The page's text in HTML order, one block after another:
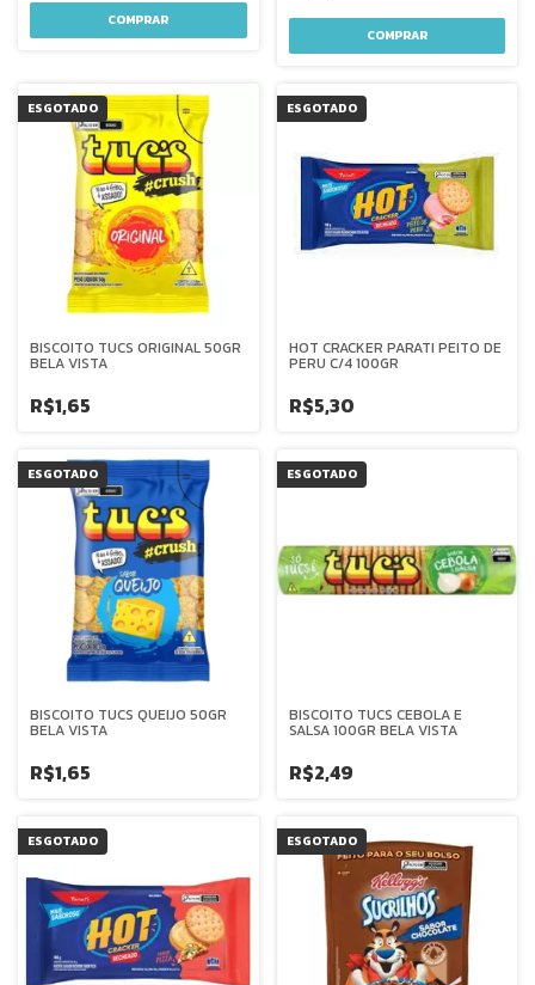
ESGOTADO
BISCOITO TUCS ORIGINAL 50GR
BELA VISTA
R$1,65
ESGOTADO
HOT CRACKER PARATI PEITO DE
PERU C/4 100GR
R$5,30
ESGOTADO
BISCOITO TUCS QUEIJO 50GR
BELA VISTA
R$1,65
ESGOTADO
BISCOITO TUCS CEBOLA E
SALSA 100GR BELA VISTA
R$2,49
ESGOTADO ESGOTADO